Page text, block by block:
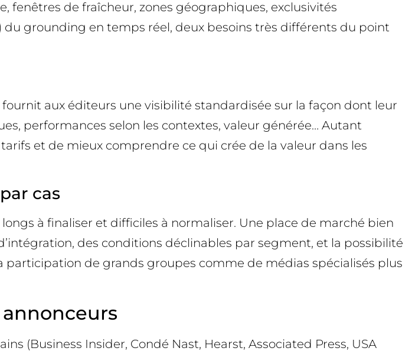
fenêtres de fraîcheur, zones géographiques, exclusivités
grounding en temps réel, deux besoins très différents du point
aux éditeurs une visibilité standardisée sur la façon dont leur
performances selon les contextes, valeur générée… Autant
et de mieux comprendre ce qui crée de la valeur dans les
cas
à finaliser et difficiles à normaliser. Une place de marché bien
des conditions déclinables par segment, et la possibilité
de grands groupes comme de médias spécialisés plus
(Business Insider, Condé Nast, Hearst, Associated Press, USA